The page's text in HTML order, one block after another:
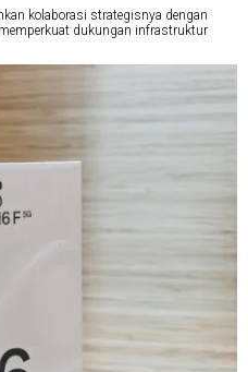
kolaborasi strategisnya dengan
dukungan infrastruktur